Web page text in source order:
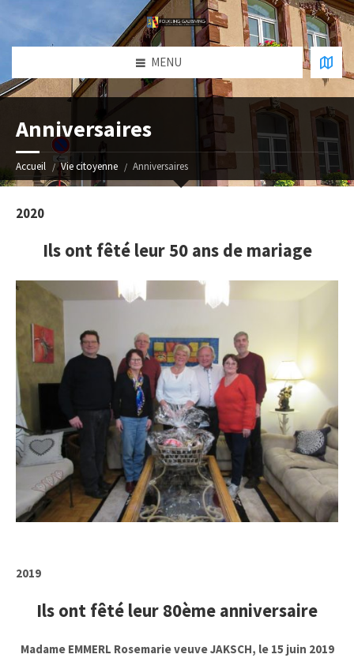
MENU
Anniversaires
Accueil Vie citoyenne Anniversaires
2020
Ils ont fêté leur 50 ans de mariage
2019
Ils ont fêté leur 80ème anniversaire
Madame EMMERL Rosemarie veuve JAKSCH, le 15 juin 2019